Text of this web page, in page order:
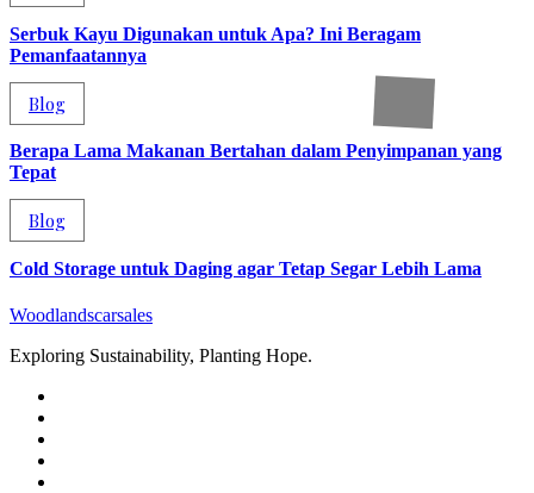
Serbuk Kayu Digunakan untuk Apa? Ini Beragam
Pemanfaatannya
Blog
Berapa Lama Makanan Bertahan dalam Penyimpanan yang
Tepat
Blog
Cold Storage untuk Daging agar Tetap Segar Lebih Lama
Woodlandscarsales
Exploring Sustainability, Planting Hope.